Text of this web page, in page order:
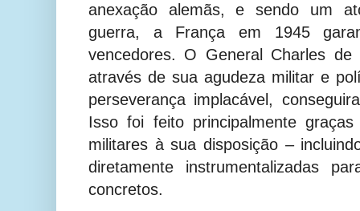
anexação alemãs, e sendo um
guerra, a França em 1945
vencedores. O General Charles
através de sua agudeza militar e
perseverança implacável,
Isso foi feito principalmente
militares à sua disposição –
diretamente instrumentalizadas
concretos.